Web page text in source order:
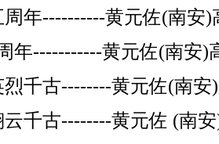
年----------黄元佐(南安
年-----------黄元佐(南安
千古--------黄元佐(南
千古--------黄元佐 (南